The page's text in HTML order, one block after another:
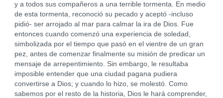
y a todos sus compañeros a una terrible tormenta. En medio
de esta tormenta, reconoció su pecado y aceptó -incluso
pidió- ser arrojado al mar para calmar la ira de Dios. Fue
entonces cuando comenzó una experiencia de soledad,
simbolizada por el tiempo que pasó en el vientre de un gran
pez, antes de comenzar finalmente su misión de predicar un
mensaje de arrepentimiento. Sin embargo, le resultaba
imposible entender que una ciudad pagana pudiera
convertirse a Dios; y cuando lo hizo, se molestó. Como
sabemos por el resto de la historia, Dios le hará comprender,